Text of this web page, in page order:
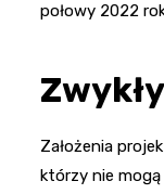
połowy 2022
Założenia
którzy nie mogą